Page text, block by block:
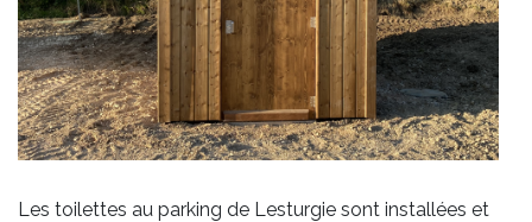
associative
et
culturelle
Les toilettes au parking de Lesturgie sont installées et